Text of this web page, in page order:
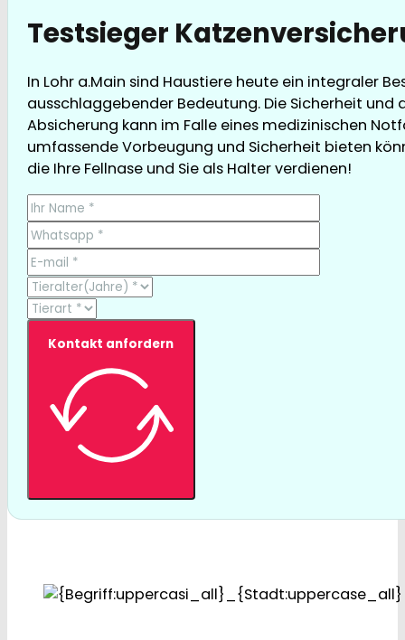
Testsieger
In Lohr a.Main sind Haustiere heute ein integraler
ausschlaggebender Bedeutung. Die Sicherheit und
Absicherung kann im Falle eines medizinischen
umfassende Vorbeugung und Sicherheit bieten
die Ihre Fellnase und Sie als Halter verdienen!
Kontakt anfordern